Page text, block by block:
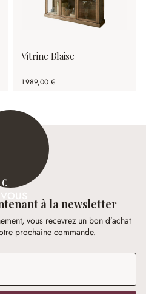
Vitrine Blaise
1 989,00 €
€
à la newsletter
vous recevrez un bon d’achat
prochaine commande.